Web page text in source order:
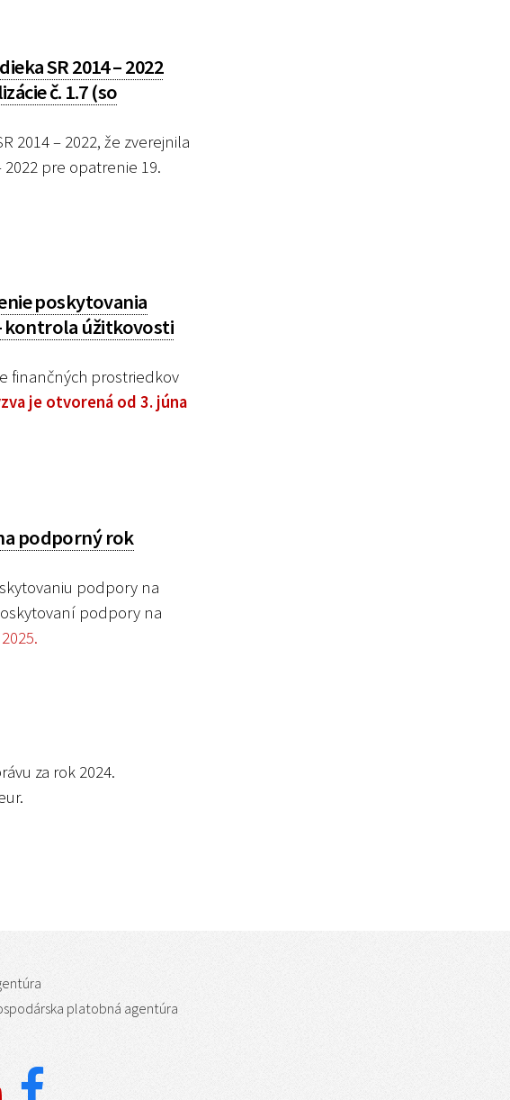
SR 2014 – 2022
č. 1.7 (so
– 2022, že zverejnila
pre opatrenie 19.
poskytovania
kontrola úžitkovosti
finančných prostriedkov
je otvorená od 3. júna
podporný rok
podpory na
podpory na
za rok 2024.
platobná agentúra